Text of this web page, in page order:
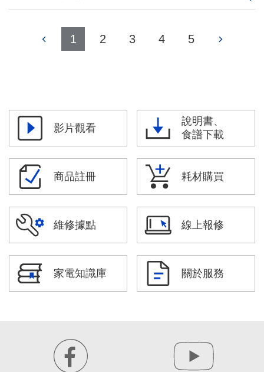
1 2 3 4 5
影片觀看
說明書、
食譜下載
商品註冊 耗材購買
維修據點 線上報修
家電知識庫 關於服務